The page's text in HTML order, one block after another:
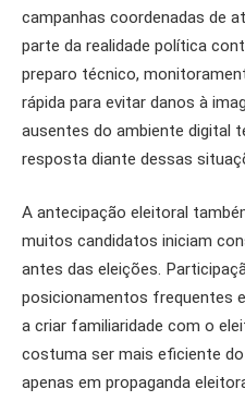
campanhas coordenadas de
parte da realidade política
preparo técnico,
rápida para evitar danos à
ausentes do ambiente digital
resposta diante dessas
A antecipação eleitoral
muitos candidatos iniciam
antes das eleições.
posicionamentos frequentes
a criar familiaridade com o
costuma ser mais eficiente
apenas em propaganda